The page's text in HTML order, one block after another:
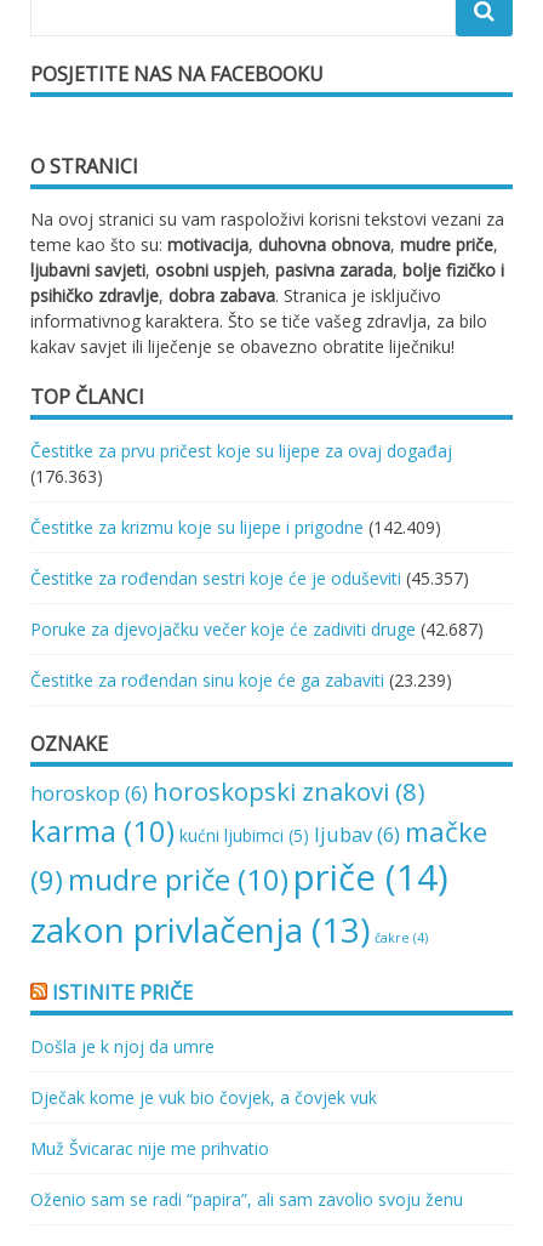
POSJETITE NAS NA FACEBOOKU
O STRANICI
Na ovoj stranici su vam raspoloživi korisni tekstovi vezani za
teme kao što su: motivacija, duhovna obnova, mudre priče,
ljubavni savjeti, osobni uspjeh, pasivna zarada, bolje fizičko i
psihičko zdravlje, dobra zabava. Stranica je isključivo
informativnog karaktera. Što se tiče vašeg zdravlja, za bilo
kakav savjet ili liječenje se obavezno obratite liječniku!
TOP ČLANCI
Čestitke za prvu pričest koje su lijepe za ovaj događaj
(176.363)
Čestitke za krizmu koje su lijepe i prigodne (142.409)
Čestitke za rođendan sestri koje će je oduševiti (45.357)
Poruke za djevojačku večer koje će zadiviti druge (42.687)
Čestitke za rođendan sinu koje će ga zabaviti (23.239)
OZNAKE
horoskop (6) horoskopski znakovi (8)
karma (10) kućni ljubimci (5) ljubav(6) mačke
(9) mudre priče (10) priče (14)
zakon privlačenja (13) čakre (4)
ISTINITE PRIČE
Došla je k njoj da umre
Dječak kome je vuk bio čovjek, a čovjek vuk
Muž Švicarac nije me prihvatio
Oženio sam se radi “papira”, ali sam zavolio svoju ženu